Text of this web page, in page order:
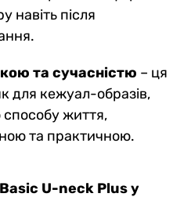
навіть після
та сучасністю – ця
для кежуал-образів,
способу життя,
та практичною.
U-neck Plus у